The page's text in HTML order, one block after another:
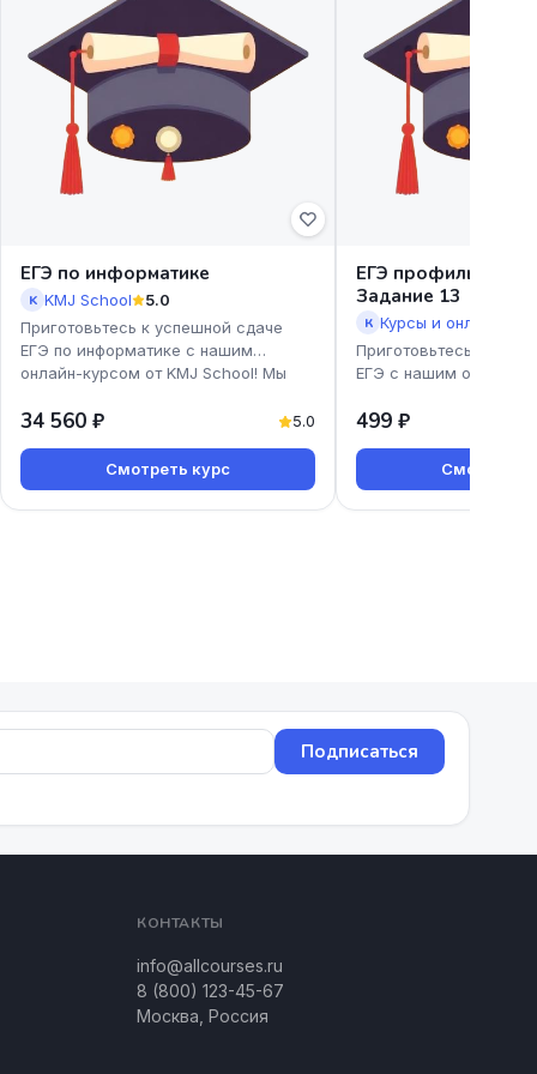
ЕГЭ по информатике
K KMJ School
5.0
Приготовьтесь к успешной сдаче
ЕГЭ по информатике с нашим
онлайн-курсом от KMJ School! Мы
34 560 ₽ 5.0
Смотреть курс
ЕГЭ профиль.
Задание 13
К
Приготовьтесь к
ЕГЭ с нашим онлайн-
Екатерины
499 ₽
Смотреть
Подписаться
КОНТАКТЫ
info@allcourses.ru
8 (800) 123-45-67
Москва, Россия